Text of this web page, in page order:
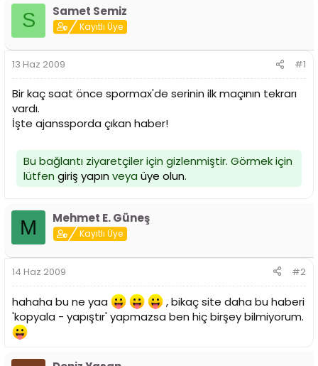
u
y
B
a
ş
a
t
a
l
a
n
g
a
i
i
S Samet Semiz
Kayıtlı Üye
13 Haz 2009 #1
Bir kaç saat önce spormax'de serinin ilk maçının tekrarı
vardı.
İşte ajanssporda çıkan haber!
Bu bağlantı ziyaretçiler için gizlenmiştir. Görmek için
lütfen giriş yapınveya üye olun.
M Mehmet E. Güneş
Kayıtlı Üye
14 Haz 2009 #2
hahaha bu ne yaa
, bikaç site daha bu haberi
'kopyala - yapıştır' yapmazsa ben hiç birşey bilmiyorum.